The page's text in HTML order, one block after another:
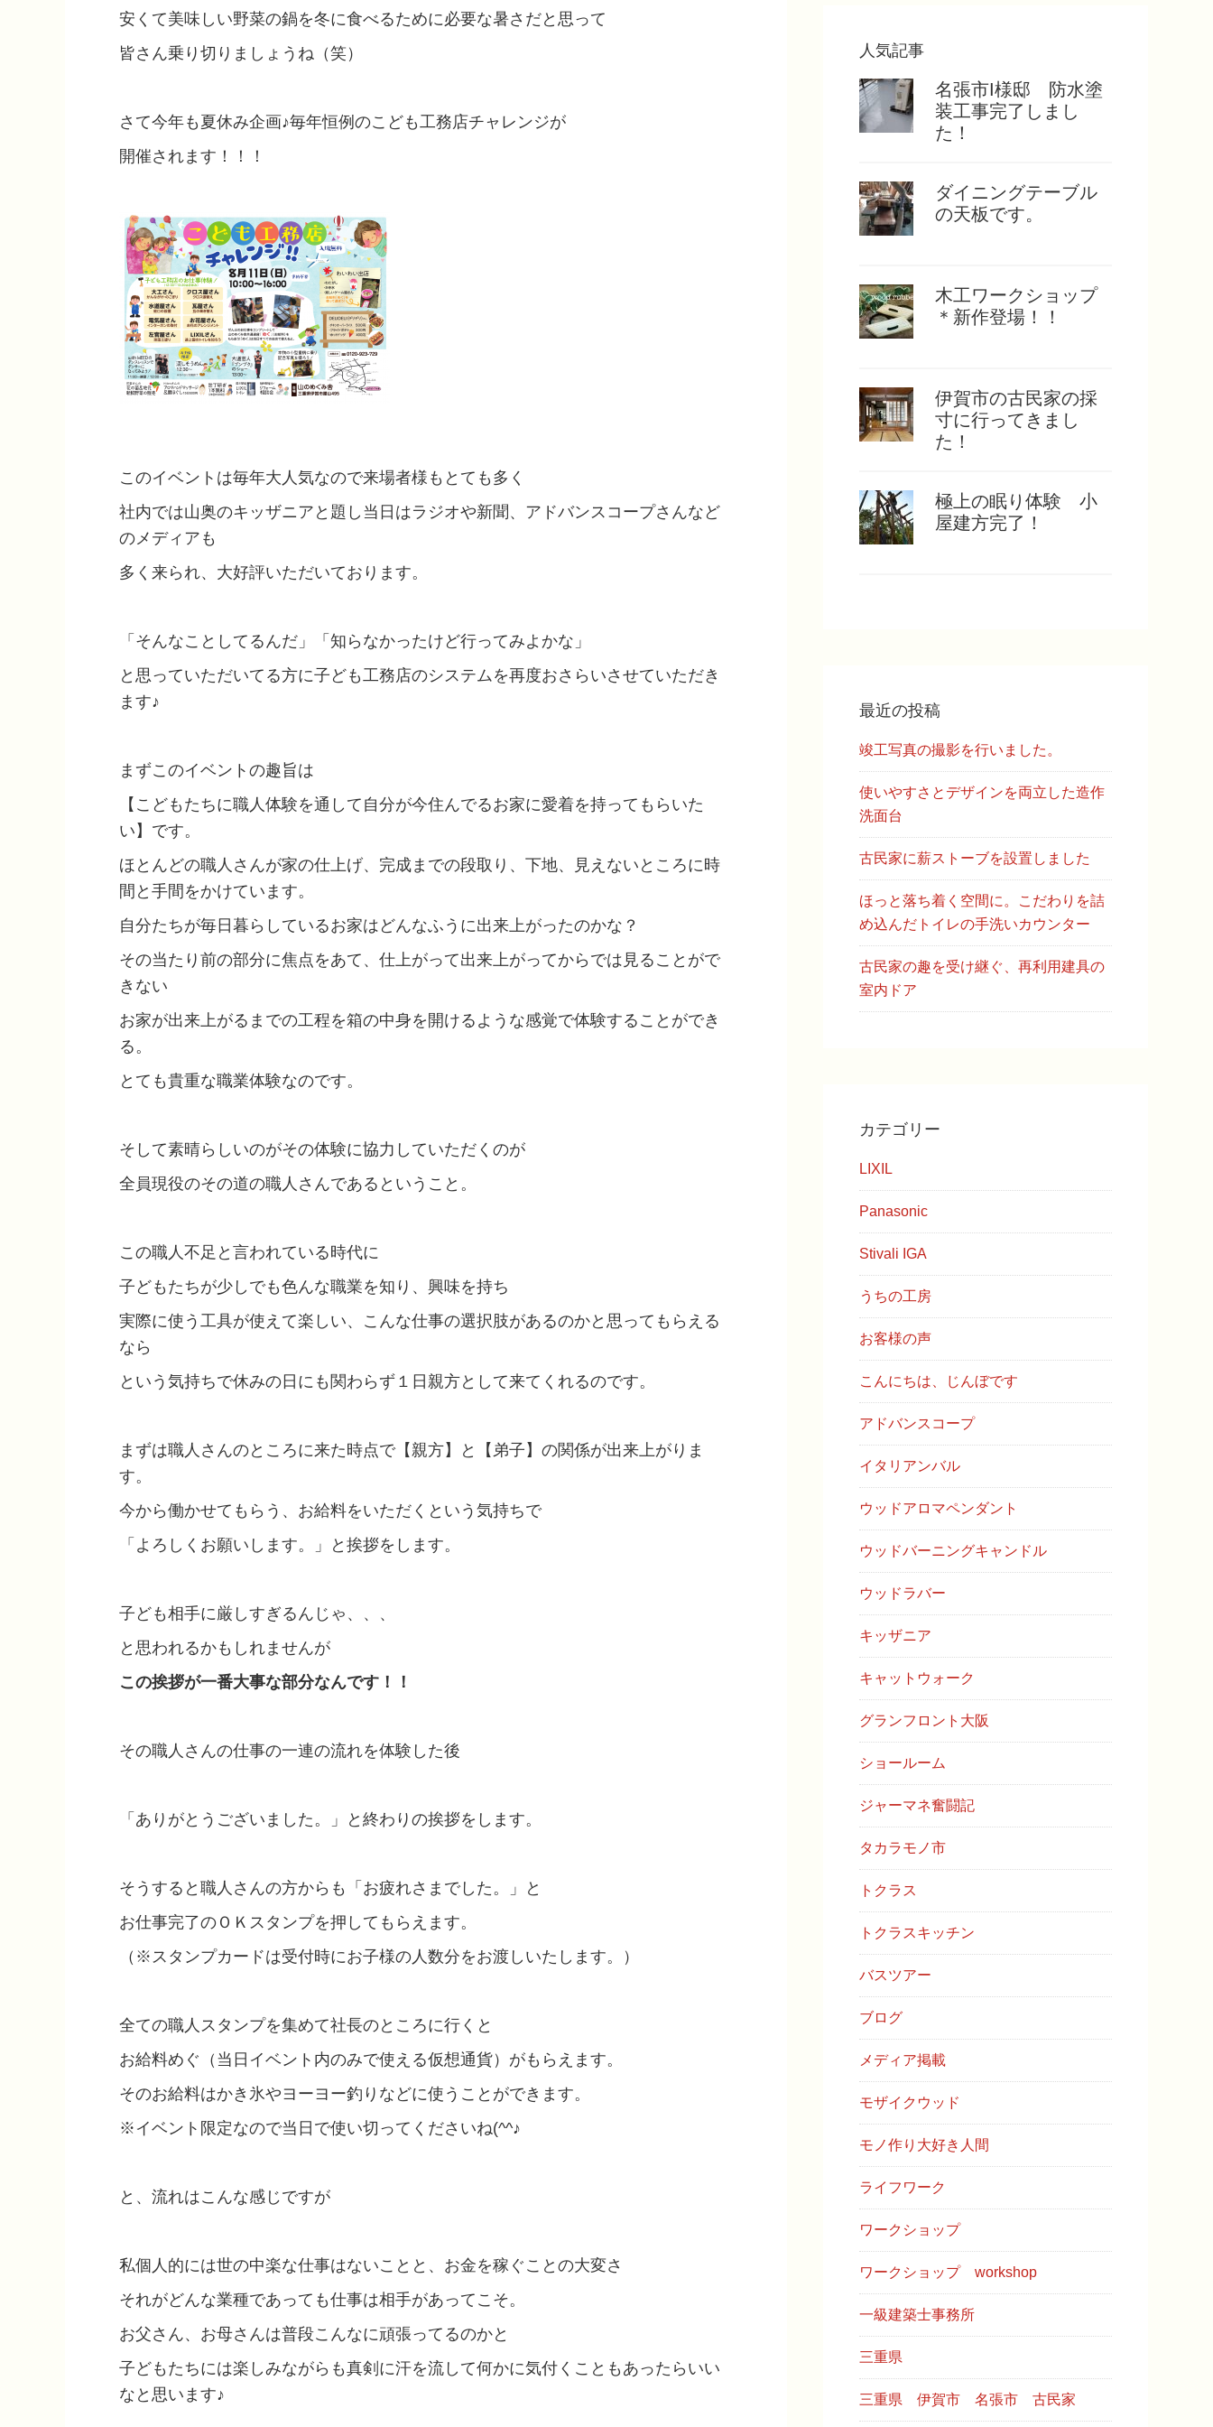
安くて美味しい野菜の鍋を冬に食べるために必要な暑さだと思って
皆さん乗り切りましょうね（笑）
さて今年も夏休み企画♪毎年恒例のこども工務店チャレンジが
開催されます！！！
このイベントは毎年大人気なので来場者様もとても多く
社内では山奥のキッザニアと題し当日はラジオや新聞、アドバンスコープさんなど
のメディアも
多く来られ、大好評いただいております。
「そんなことしてるんだ」「知らなかったけど行ってみよかな」
と思っていただいてる方に子ども工務店のシステムを再度おさらいさせていただき
ます♪
まずこのイベントの趣旨は
【こどもたちに職人体験を通して自分が今住んでるお家に愛着を持ってもらいた
い】です。
ほとんどの職人さんが家の仕上げ、完成までの段取り、下地、見えないところに時
間と手間をかけています。
自分たちが毎日暮らしているお家はどんなふうに出来上がったのかな？
その当たり前の部分に焦点をあて、仕上がって出来上がってからでは見ることがで
きない
お家が出来上がるまでの工程を箱の中身を開けるような感覚で体験することができ
る。
とても貴重な職業体験なのです。
そして素晴らしいのがその体験に協力していただくのが
全員現役のその道の職人さんであるということ。
この職人不足と言われている時代に
子どもたちが少しでも色んな職業を知り、興味を持ち
実際に使う工具が使えて楽しい、こんな仕事の選択肢があるのかと思ってもらえる
なら
という気持ちで休みの日にも関わらず１日親方として来てくれるのです。
まずは職人さんのところに来た時点で【親方】と【弟子】の関係が出来上がりま
す。
今から働かせてもらう、お給料をいただくという気持ちで
「よろしくお願いします。」と挨拶をします。
子ども相手に厳しすぎるんじゃ、、、
と思われるかもしれませんが
この挨拶が一番大事な部分なんです！！
その職人さんの仕事の一連の流れを体験した後
「ありがとうございました。」と終わりの挨拶をします。
そうすると職人さんの方からも「お疲れさまでした。」と
お仕事完了のＯＫスタンプを押してもらえます。
（※スタンプカードは受付時にお子様の人数分をお渡しいたします。）
全ての職人スタンプを集めて社長のところに行くと
お給料めぐ（当日イベント内のみで使える仮想通貨）がもらえます。
そのお給料はかき氷やヨーヨー釣りなどに使うことができます。
※イベント限定なので当日で使い切ってくださいね(^^♪
と、流れはこんな感じですが
私個人的には世の中楽な仕事はないことと、お金を稼ぐことの大変さ
それがどんな業種であっても仕事は相手があってこそ。
お父さん、お母さんは普段こんなに頑張ってるのかと
子どもたちには楽しみながらも真剣に汗を流して何かに気付くこともあったらいい
なと思います♪
人気記事
名張市I様邸 防水塗
装工事完了しまし
た！
ダイニングテーブル
の天板です。
木工ワークショップ
＊新作登場！！
伊賀市の古民家の採
寸に行ってきまし
た！
極上の眠り体験 小
屋建方完了！
最近の投稿
竣工写真の撮影を行いました。
使いやすさとデザインを両立した造作
洗面台
古民家に薪ストーブを設置しました
ほっと落ち着く空間に。こだわりを詰
め込んだトイレの手洗いカウンター
古民家の趣を受け継ぐ、再利用建具の
室内ドア
カテゴリー
LIXIL
Panasonic
Stivali IGA
うちの工房
お客様の声
こんにちは、じんぼです
アドバンスコープ
イタリアンバル
ウッドアロマペンダント
ウッドバーニングキャンドル
ウッドラバー
キッザニア
キャットウォーク
グランフロント大阪
ショールーム
ジャーマネ奮闘記
タカラモノ市
トクラス
トクラスキッチン
バスツアー
ブログ
メディア掲載
モザイクウッド
モノ作り大好き人間
ライフワーク
ワークショップ
ワークショップ workshop
一級建築士事務所
三重県
三重県 伊賀市 名張市 古民家